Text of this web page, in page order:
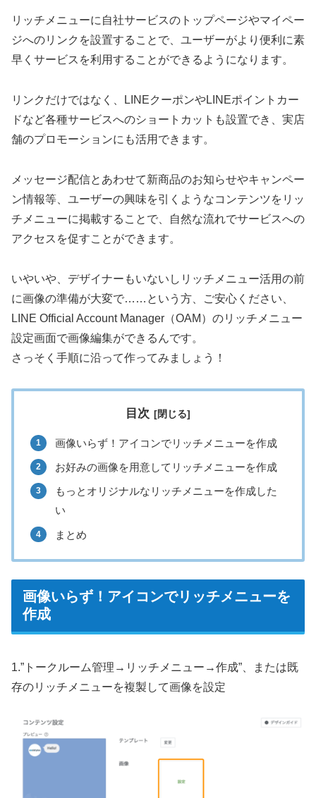
リッチメニューに自社サービスのトップページやマイペー
ジへのリンクを設置することで、ユーザーがより便利に素
早くサービスを利用することができるようになります。
リンクだけではなく、LINEクーポンやLINEポイントカー
ドなど各種サービスへのショートカットも設置でき、実店
舗のプロモーションにも活用できます。
メッセージ配信とあわせて新商品のお知らせやキャンペー
ン情報等、ユーザーの興味を引くようなコンテンツをリッ
チメニューに掲載することで、自然な流れでサービスへの
アクセスを促すことができます。
いやいや、デザイナーもいないしリッチメニュー活用の前
に画像の準備が大変で……という方、ご安心ください、
LINE Official Account Manager（OAM）のリッチメニュー
設定画面で画像編集ができるんです。
さっそく手順に沿って作ってみましょう！
目次
画像いらず！アイコンでリッチメニューを作成
お好みの画像を用意してリッチメニューを作成
もっとオリジナルなリッチメニューを作成した
い
まとめ
画像いらず！アイコンでリッチメニューを
作成
1.”トークルーム管理→リッチメニュー→作成”、または既
存のリッチメニューを複製して画像を設定